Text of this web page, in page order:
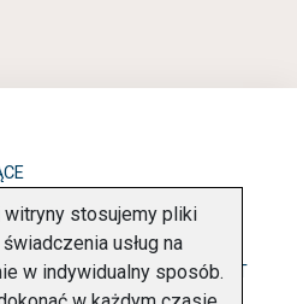
O FIRMIE KONTAKT
witryny stosujemy pliki
usług na
w indywidualny sposób.